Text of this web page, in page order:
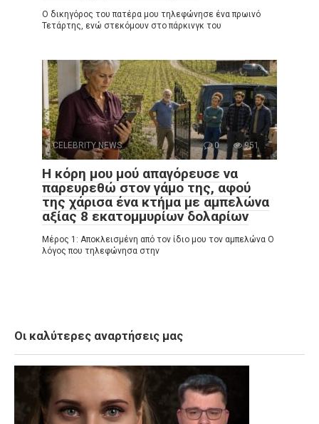
Ο δικηγόρος του πατέρα μου τηλεφώνησε ένα πρωινό
Τετάρτης, ενώ στεκόμουν στο πάρκινγκ του
CELEBRITY NEWS 0 951
Η κόρη μου μού απαγόρευσε να
παρευρεθώ στον γάμο της, αφού
της χάρισα ένα κτήμα με αμπελώνα
αξίας 8 εκατομμυρίων δολαρίων
Μέρος 1: Αποκλεισμένη από τον ίδιο μου τον αμπελώνα Ο
λόγος που τηλεφώνησα στην
Οι καλύτερες αναρτήσεις μας